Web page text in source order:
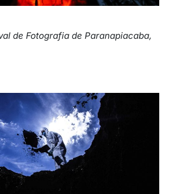
de Fotografia de Paranapiacaba,